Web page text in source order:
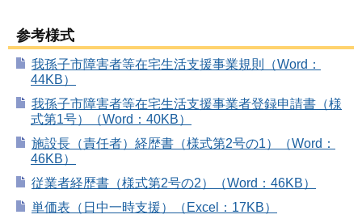
参考様式
我孫子市障害者等在宅生活支援事業規則（Word：
44KB）
我孫子市障害者等在宅生活支援事業者登録申請書（様
式第1号）（Word：40KB）
施設長（責任者）経歴書（様式第2号の1）（Word：
46KB）
従業者経歴書（様式第2号の2）（Word：46KB）
単価表（日中一時支援）（Excel：17KB）